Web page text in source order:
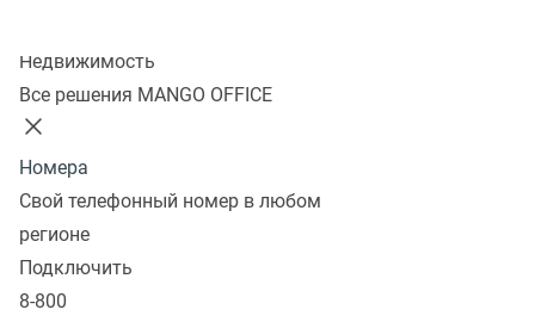
Недвижимость
Все решения MANGO OFFICE
Номера
Свой телефонный номер в любом
регионе
Подключить
8-800
Оставить заявку
Ведущие компании
доверяют MANGO OFFICE